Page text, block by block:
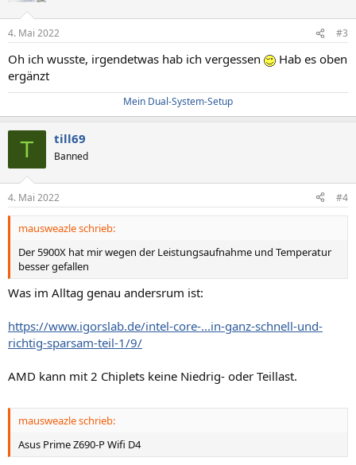
4. Mai 2022 #3
Oh ich wusste, irgendetwas hab ich vergessen
Hab es oben
ergänzt
Mein Dual-System-Setup
T till69
Banned
4. Mai 2022 #4
mausweazle schrieb:
Der 5900X hat mir wegen der Leistungsaufnahme und Temperatur
besser gefallen
Was im Alltag genau andersrum ist:
https://www.igorslab.de/intel-core-...in-ganz-schnell-und-
richtig-sparsam-teil-1/9/
AMD kann mit 2 Chiplets keine Niedrig- oder Teillast.
mausweazle schrieb:
Asus Prime Z690-P Wifi D4